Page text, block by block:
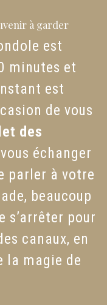
à garder
est
minutes et
est
de vous
des
échanger
parler à votre
beaucoup
s’arrêter pour
canaux, en
la magie de